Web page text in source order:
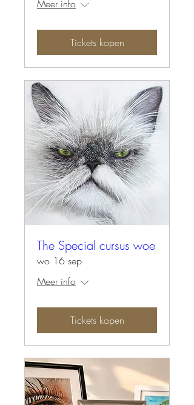
Meer info
Tickets kopen
The Special cursus woe
wo 16 sep
Meer info
Tickets kopen